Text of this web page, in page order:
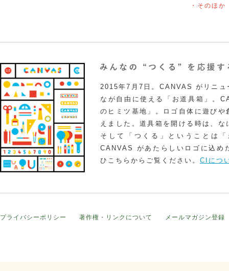
・そのほか
2015年7月7日。CANVAS がリニュ
なが自由に使える「お道具箱」。
のヒミツ基地」。ロゴ自体に遊び
えました。道具箱を開ける時は、
そして「つくる」ということは
CANVAS があたらしいロゴに込め
ひこちらからご覧ください。 CIにつ
プライバシーポリシー 著作権・リンクについて メールマガジン登録